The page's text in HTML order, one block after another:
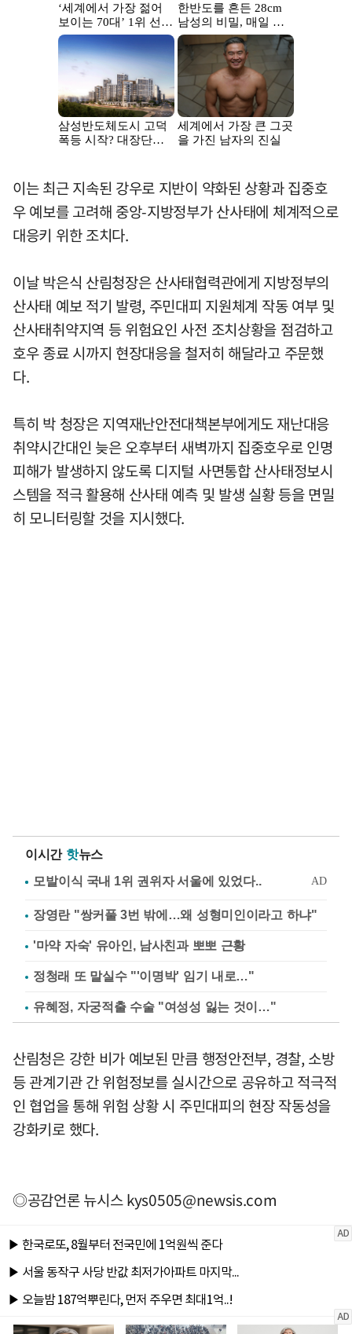
이는 최근 지속된 강우로 지반이 약화된 상황과 집중호
우 예보를 고려해 중앙-지방정부가 산사태에 체계적으로
대응키 위한 조치다.
이날 박은식 산림청장은 산사태협력관에게 지방정부의
산사태 예보 적기 발령, 주민대피 지원체계 작동 여부 및
산사태취약지역 등 위험요인 사전 조치상황을 점검하고
호우 종료 시까지 현장대응을 철저히 해달라고 주문했
다.
특히 박 청장은 지역재난안전대책본부에게도 재난대응
취약시간대인 늦은 오후부터 새벽까지 집중호우로 인명
피해가 발생하지 않도록 디지털 사면통합 산사태정보시
스템을 적극 활용해 산사태 예측 및 발생 실황 등을 면밀
히 모니터링할 것을 지시했다.
이시간 핫뉴스
장영란 "쌍커풀 3번 밖에…왜 성형미인이라고 하냐"
'마약 자숙' 유아인, 남사친과 뽀뽀 근황
정청래 또 말실수 "'이명박' 임기 내로…"
유혜정, 자궁적출 수술 "여성성 잃는 것이…"
산림청은 강한 비가 예보된 만큼 행정안전부, 경찰, 소방
등 관계기관 간 위험정보를 실시간으로 공유하고 적극적
인 협업을 통해 위험 상황 시 주민대피의 현장 작동성을
강화키로 했다.
◎공감언론 뉴시스kys0505@newsis.com